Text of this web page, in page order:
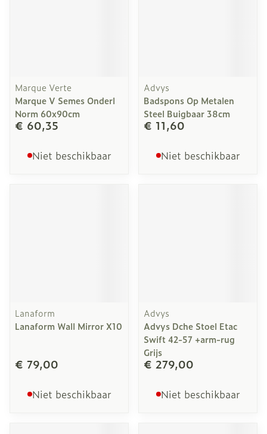
Marque Verte
Marque V Semes Onderl
Norm 60x90cm
€ 60,35
Niet beschikbaar
Advys
Badspons Op Metalen
Steel Buigbaar 38cm
€ 11,60
Niet beschikbaar
Lanaform
Lanaform Wall Mirror X10
€ 79,00
Niet beschikbaar
Advys
Advys Dche Stoel Etac
Swift 42-57 +arm-rug
Grijs
€ 279,00
Niet beschikbaar